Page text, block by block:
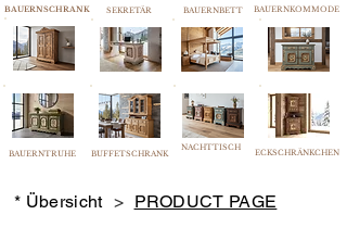
BAUERNSCHRANK SEKRETÄR
BAUERNTRUHE BUFFETSCHRANK
BAUERNBETT
NACHTTISCH
BAUERNKOMMODE
ECKSCHRÄNKCHEN
* Übersicht > PRODUCT PAGE